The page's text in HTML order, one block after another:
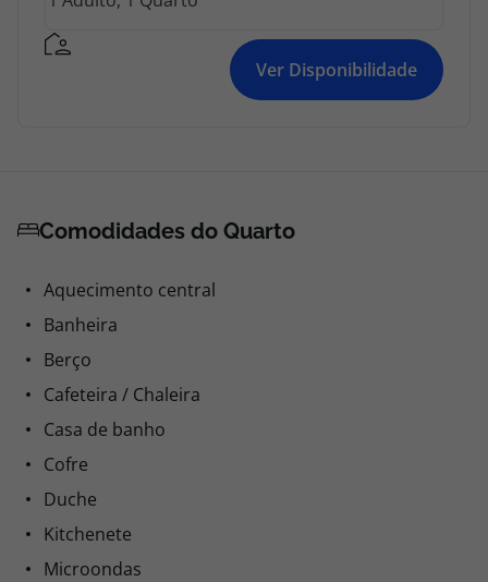
Ver Disponibilidade
Comodidades do Quarto
Aquecimento central
Banheira
Berço
Cafeteira / Chaleira
Casa de banho
Cofre
Duche
Kitchenete
Microondas